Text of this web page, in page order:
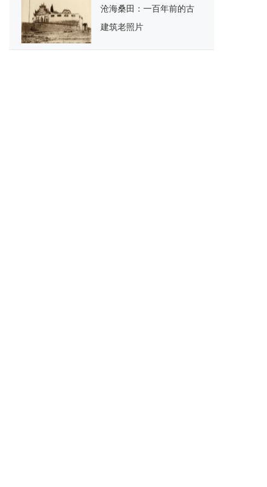
沧海桑田：一百年前的古
建筑老照片